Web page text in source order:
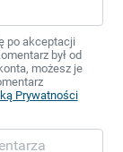
po akceptacji
był od
możesz je
Prywatności